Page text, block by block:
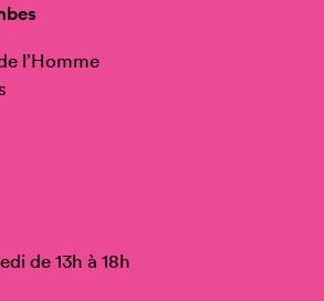
l’Homme
de 13h à 18h